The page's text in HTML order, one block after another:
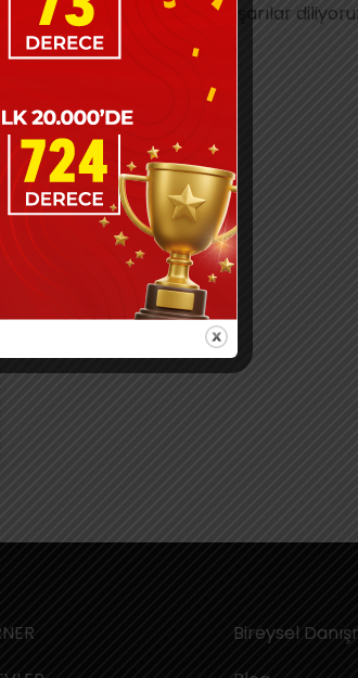
binlerce öğrencimize başarılar
Bireysel